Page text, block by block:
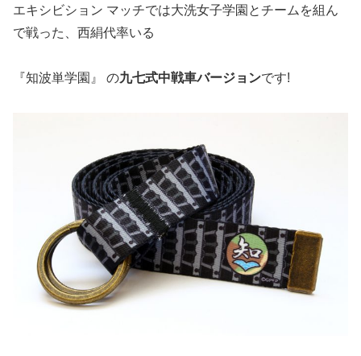
エキシビション マッチでは大洗女子学園とチームを組ん
で戦った、西絹代率いる
『知波単学園』 の九七式中戦車バージョンです!